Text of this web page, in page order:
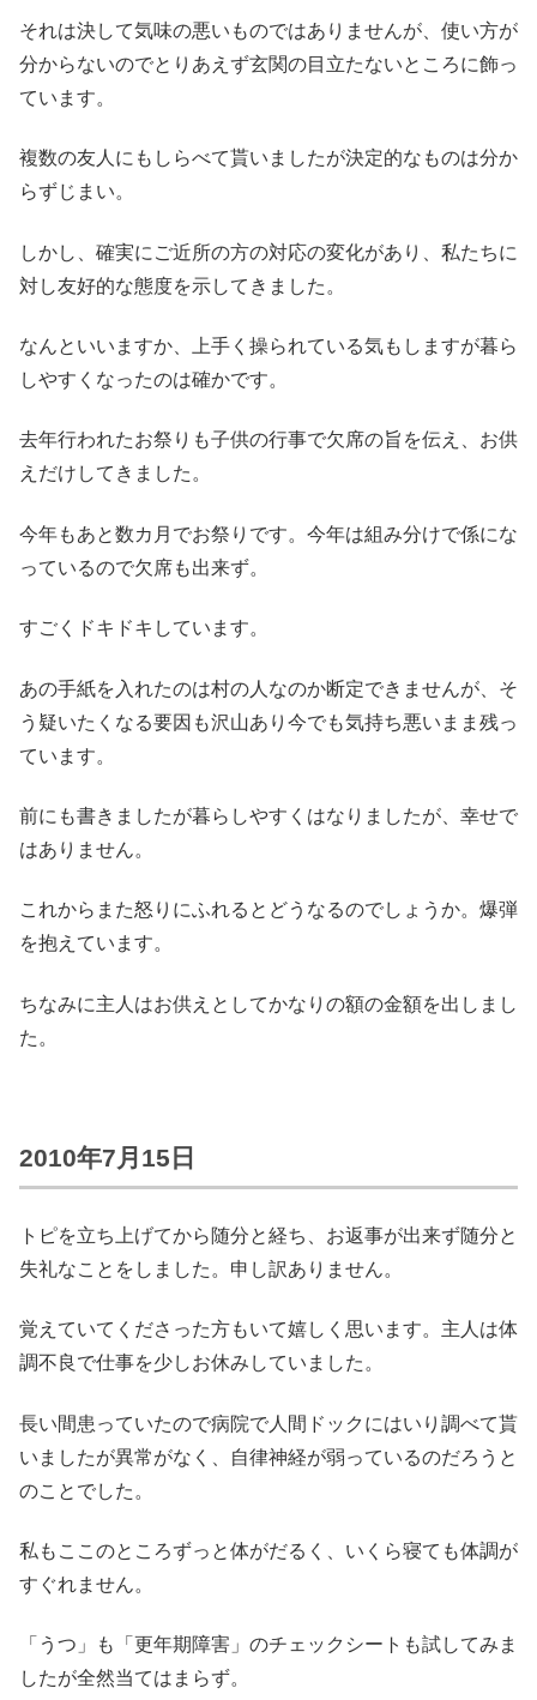
それは決して気味の悪いものではありませんが、使い方が
分からないのでとりあえず玄関の目立たないところに飾っ
ています。
複数の友人にもしらべて貰いましたが決定的なものは分か
らずじまい。
しかし、確実にご近所の方の対応の変化があり、私たちに
対し友好的な態度を示してきました。
なんといいますか、上手く操られている気もしますが暮ら
しやすくなったのは確かです。
去年行われたお祭りも子供の行事で欠席の旨を伝え、お供
えだけしてきました。
今年もあと数カ月でお祭りです。今年は組み分けで係にな
っているので欠席も出来ず。
すごくドキドキしています。
あの手紙を入れたのは村の人なのか断定できませんが、そ
う疑いたくなる要因も沢山あり今でも気持ち悪いまま残っ
ています。
前にも書きましたが暮らしやすくはなりましたが、幸せで
はありません。
これからまた怒りにふれるとどうなるのでしょうか。爆弾
を抱えています。
ちなみに主人はお供えとしてかなりの額の金額を出しまし
た。
2010年7月15日
トピを立ち上げてから随分と経ち、お返事が出来ず随分と
失礼なことをしました。申し訳ありません。
覚えていてくださった方もいて嬉しく思います。主人は体
調不良で仕事を少しお休みしていました。
長い間患っていたので病院で人間ドックにはいり調べて貰
いましたが異常がなく、自律神経が弱っているのだろうと
のことでした。
私もここのところずっと体がだるく、いくら寝ても体調が
すぐれません。
「うつ」も「更年期障害」のチェックシートも試してみま
したが全然当てはまらず。